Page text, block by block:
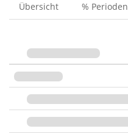
Übersicht % Perioden